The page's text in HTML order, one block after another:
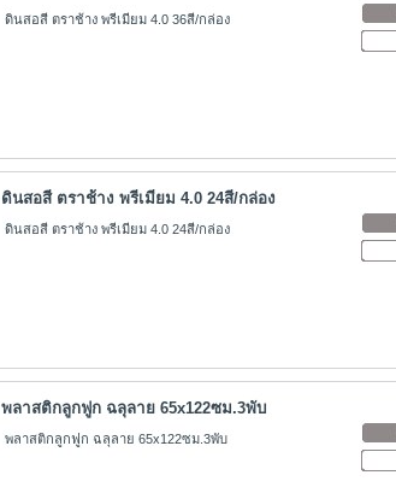
ดินสอสี ตราช้าง พรีเมียม 4.0 36สี/กล่อง
ดินสอสี ตราช้าง พรีเมียม 4.0 24สี/กล่อง
ดินสอสี ตราช้าง พรีเมียม 4.0 24สี/กล่อง
พลาสติกลูกฟูก ฉลุลาย 65x122ซม.3พับ
พลาสติกลูกฟูก ฉลุลาย 65x122ซม.3พับ